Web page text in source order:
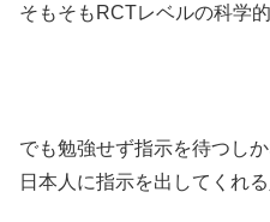
そもそもRCTレベルの科学
でも勉強せず指示を待つしか
日本人に指示を出してくれ